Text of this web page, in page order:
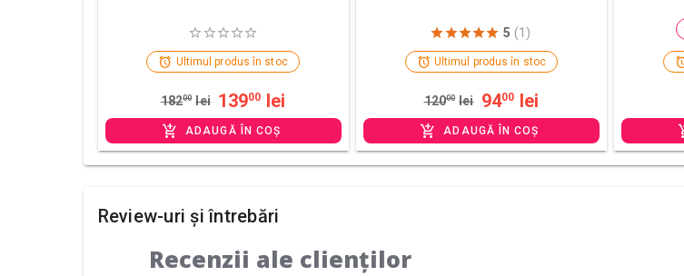
Ultimul produs în stoc
18200 lei 13900 lei
ADAUGĂ ÎN COȘ
5 (1)
Ultimul produs în stoc
12000 lei 9400 lei
ADAUGĂ ÎN COȘ
Review-uri și întrebări
Recenzii ale clienților